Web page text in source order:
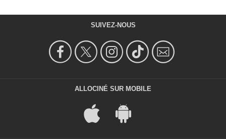
SUIVEZ-NOUS
ALLOCINÉ SUR MOBILE